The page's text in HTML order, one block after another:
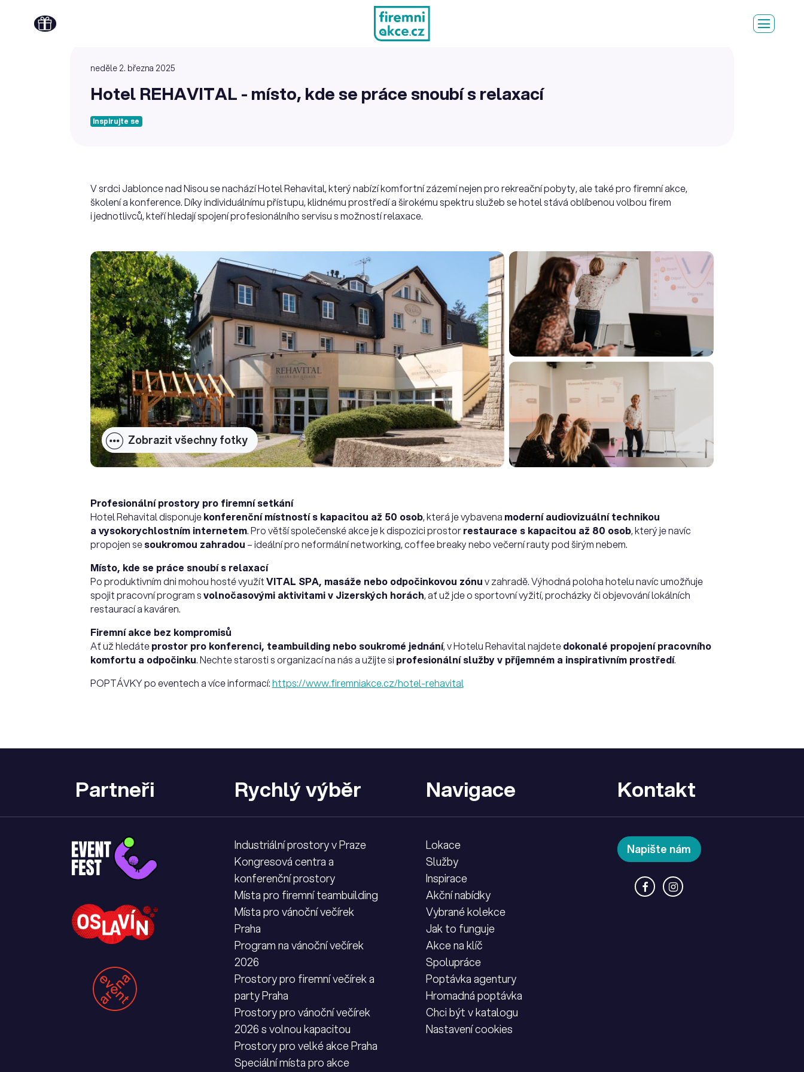
neděle 2. března 2025
Hotel REHAVITAL - místo, kde se práce snoubí s relaxací
Inspirujte se
V srdci Jablonce nad Nisou se nachází Hotel Rehavital, který nabízí komfortní zázemí nejen pro rekreační pobyty, ale také pro firemní akce,
školení a konference. Díky individuálnímu přístupu, klidnému prostředí a širokému spektru služeb se hotel stává oblíbenou volbou firem
i jednotlivců, kteří hledají spojení profesionálního servisu s možností relaxace.
Zobrazit všechny fotky
Profesionální prostory pro firemní setkání
Hotel Rehavital disponujekonferenční místností s kapacitou až 50 osob, která je vybavena moderní audiovizuální technikou
a vysokorychlostním internetem. Pro větší společenské akce je k dispozici prostorrestaurace s kapacitou až 80 osob, který je navíc
propojen sesoukromou zahradou – ideální pro neformální networking, coffee breaky nebo večerní rauty pod širým nebem.
Místo, kde se práce snoubí s relaxací
Po produktivním dni mohou hosté využítVITAL SPA, masáže nebo odpočinkovou zónuv zahradě. Výhodná poloha hotelu navíc umožňuje
spojit pracovní program svolnočasovými aktivitami v Jizerských horách, ať už jde o sportovní vyžití, procházky či objevování lokálních
restaurací a kaváren.
Firemní akce bez kompromisů
Ať už hledáteprostor pro konferenci, teambuilding nebo soukromé jednání, v Hotelu Rehavital najdetedokonalé propojení pracovního
komfortu a odpočinku. Nechte starosti s organizací na nás a užijte si profesionální služby v příjemném a inspirativním prostředí.
POPTÁVKY po eventech a více informací:https://www.firemniakce.cz/hotel-rehavital
Partneři Rychlý výběr
Industriální prostory v Praze
Kongresová centra a
konferenční prostory
Místa pro firemní teambuilding
Místa pro vánoční večírek
Praha
Program na vánoční večírek
2026
Prostory pro firemní večírek a
party Praha
Prostory pro vánoční večírek
2026 s volnou kapacitou
Prostory pro velké akce Praha
Speciální místa pro akce
Navigace
Lokace
Služby
Inspirace
Akční nabídky
Vybrané kolekce
Jak to funguje
Akce na klíč
Spolupráce
Poptávka agentury
Hromadná poptávka
Chci být v katalogu
Nastavení cookies
Kontakt
Napište nám